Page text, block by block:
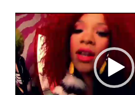
Reproductor
de
vídeo